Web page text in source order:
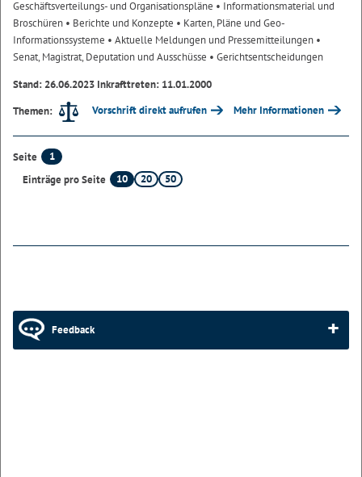
Geschäftsverteilungs- und Organisationspläne • Informationsmaterial und
Broschüren • Berichte und Konzepte • Karten, Pläne und Geo-
Informationssysteme • Aktuelle Meldungen und Pressemitteilungen •
Senat, Magistrat, Deputation und Ausschüsse • Gerichtsentscheidungen
Stand: 26.06.2023 Inkrafttreten: 11.01.2000
Themen:
Vorschrift direkt aufrufen Mehr Informationen
Seite
1
Einträge pro Seite
10 20 50
Feedback